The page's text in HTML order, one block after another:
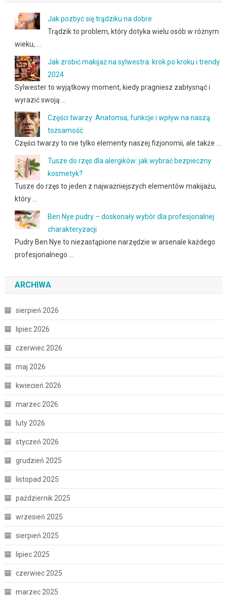
Jak pozbyć się trądziku na dobre
Trądzik to problem, który dotyka wielu osób w różnym
wieku, …
Jak zrobić makijaż na sylwestra: krok po kroku i trendy
2024
Sylwester to wyjątkowy moment, kiedy pragniesz zabłysnąć i
wyrazić swoją …
Części twarzy: Anatomia, funkcje i wpływ na naszą
tożsamość
Części twarzy to nie tylko elementy naszej fizjonomii, ale także …
Tusze do rzęs dla alergików: jak wybrać bezpieczny
kosmetyk?
Tusze do rzęs to jeden z najważniejszych elementów makijażu,
który …
Ben Nye pudry – doskonały wybór dla profesjonalnej
charakteryzacji
Pudry Ben Nye to niezastąpione narzędzie w arsenale każdego
profesjonalnego …
ARCHIWA
sierpień 2026
lipiec 2026
czerwiec 2026
maj 2026
kwiecień 2026
marzec 2026
luty 2026
styczeń 2026
grudzień 2025
listopad 2025
październik 2025
wrzesień 2025
sierpień 2025
lipiec 2025
czerwiec 2025
marzec 2025